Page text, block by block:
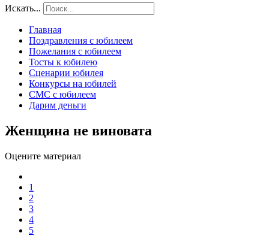
Искать...
Главная
Поздравления с юбилеем
Пожелания с юбилеем
Тосты к юбилею
Сценарии юбилея
Конкурсы на юбилей
СМС с юбилеем
Дарим деньги
Женщина не виновата
Оцените материал
1
2
3
4
5